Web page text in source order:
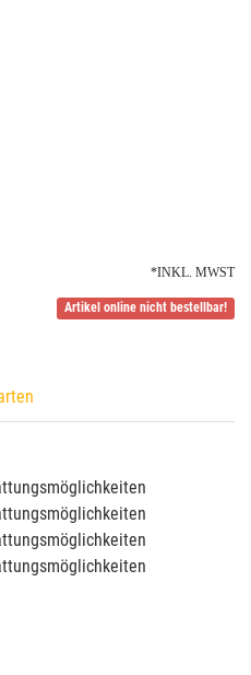
*INKL. MWST
Artikel online nicht bestellbar!